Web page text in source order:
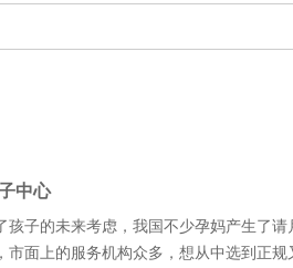
中心
孩子的未来考虑，我国不少孕妈产生了请
市面上的服务机构众多，想从中选到正规